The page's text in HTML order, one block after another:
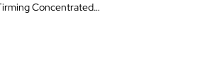
Sisleÿa L'Intégral Anti-Âge Firming Concentrated Serum 30 ml